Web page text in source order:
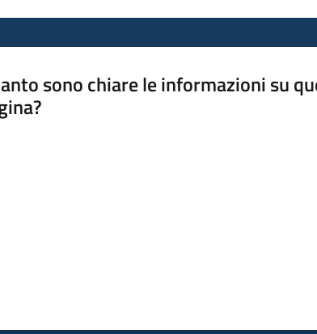
sono chiare le informazioni su